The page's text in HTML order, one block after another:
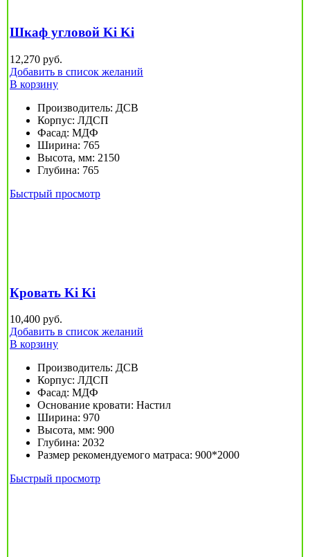
Шкаф угловой Ki Ki
12,270 руб.
Добавить в список желаний
В корзину
Производитель: ДСВ
Корпус: ЛДСП
Фасад: МДФ
Ширина: 765
Высота, мм: 2150
Глубина: 765
Быстрый просмотр
Кровать Ki Ki
10,400 руб.
Добавить в список желаний
В корзину
Производитель: ДСВ
Корпус: ЛДСП
Фасад: МДФ
Основание кровати: Настил
Ширина: 970
Высота, мм: 900
Глубина: 2032
Размер рекомендуемого матраса: 900*2000
Быстрый просмотр